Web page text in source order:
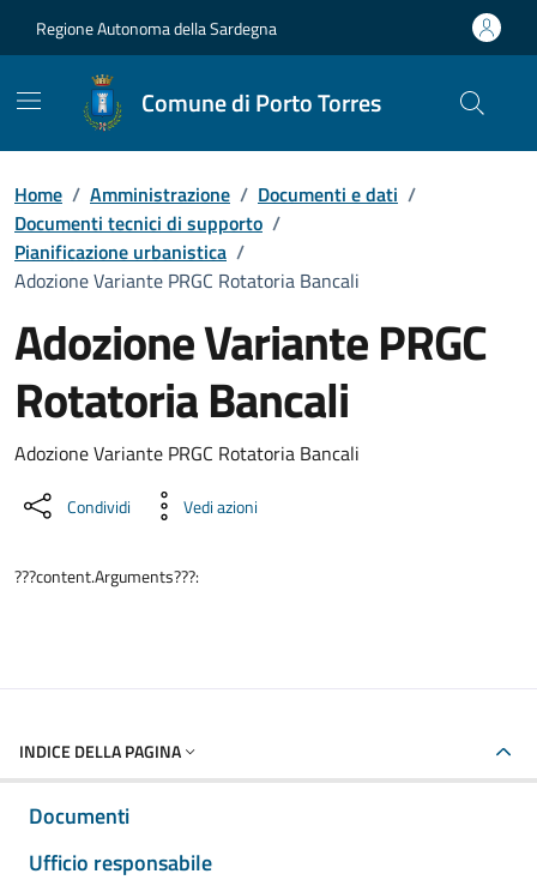
Regione Autonoma della Sardegna
Comune di Porto Torres
Home / Amministrazione / Documenti e dati /
Documenti tecnici di supporto /
Pianificazione urbanistica /
Adozione Variante PRGC Rotatoria Bancali
Adozione Variante PRGC
Rotatoria Bancali
Dettaglio del documento
Adozione Variante PRGC Rotatoria Bancali
Condividi Vedi azioni
???content.Arguments???:
INDICE DELLA PAGINA
Documenti
Ufficio responsabile